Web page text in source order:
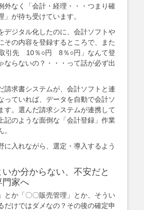
外なく「会計・経理・・・つまり確
」が待ち受けています。
デジタル化したのに、会計ソフトや
その内容を登録するところで、また
引先 10％○円 8％○円」なんて登
ならないの？・・・って話が必ず出
請求書システムが、会計ソフトと連
っていれば、データを自動で会計ソ
す。選んだ請求システムが連携して
記のような面倒な「会計登録」作業
に入れながら、選定・導入するよう
いか分からない、不安だと
門家へ
とか「〇〇販売管理」とか、そうい
だけではダメなの？その後の確定申